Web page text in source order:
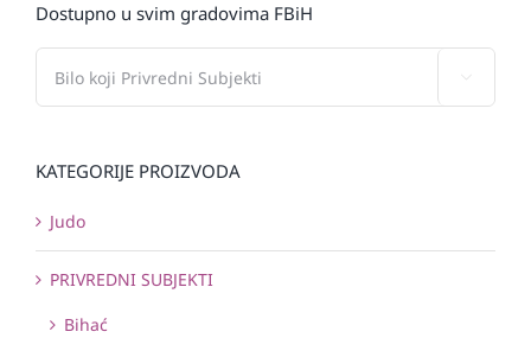
Dostupno u svim gradovima FBiH
KATEGORIJE PROIZVODA
Judo
PRIVREDNI SUBJEKTI
Bihać